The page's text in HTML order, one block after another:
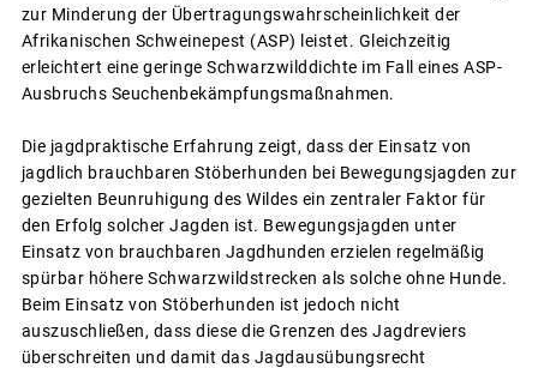
zur Minderung der Übertragungswahrscheinlichkeit der
Afrikanischen Schweinepest (ASP) leistet. Gleichzeitig
erleichtert eine geringe Schwarzwilddichte im Fall eines ASP-
Ausbruchs Seuchenbekämpfungsmaßnahmen.
Die jagdpraktische Erfahrung zeigt, dass der Einsatz von
jagdlich brauchbaren Stöberhunden bei Bewegungsjagden zur
gezielten Beunruhigung des Wildes ein zentraler Faktor für
den Erfolg solcher Jagden ist. Bewegungsjagden unter
Einsatz von brauchbaren Jagdhunden erzielen regelmäßig
spürbar höhere Schwarzwildstrecken als solche ohne Hunde.
Beim Einsatz von Stöberhunden ist jedoch nicht
auszuschließen, dass diese die Grenzen des Jagdreviers
überschreiten und damit das Jagdausübungsrecht